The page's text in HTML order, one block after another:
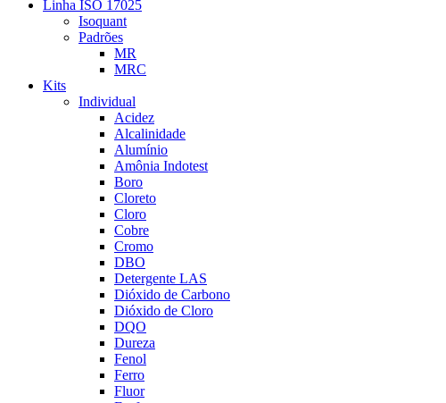
Linha ISO 17025
Isoquant
Padrões
MR
MRC
Kits
Individual
Acidez
Alcalinidade
Alumínio
Amônia Indotest
Boro
Cloreto
Cloro
Cobre
Cromo
DBO
Detergente LAS
Dióxido de Carbono
Dióxido de Cloro
DQO
Dureza
Fenol
Ferro
Fluor